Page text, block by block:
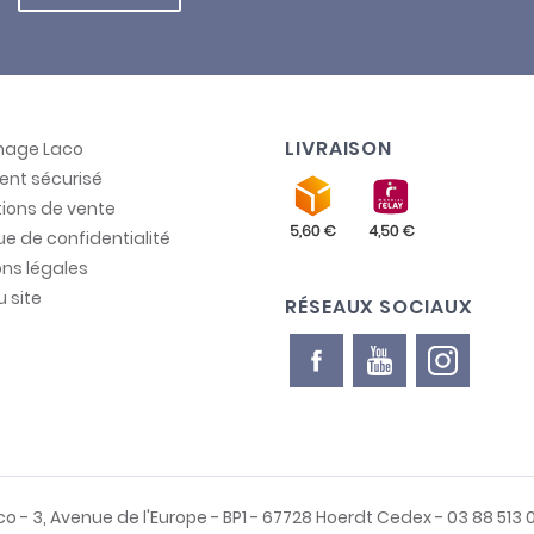
Sa texture gel
carreaux de cuisine.
sur les zones à
laissez agir quelques
éliminer efficacement
cuisine, ce nettoyant
saletés et bactéries
Laco
sécurisé
de vente
de confidentialité
légales
site
LIVRAISON
RÉSEAUX SOCIAUX
- 3, Avenue de l'Europe - BP1 - 67728 Hoerdt Cedex - 03 88 513